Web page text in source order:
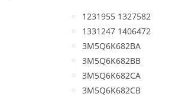
1231955 1327582
1331247 1406472
3M5Q6K682BA
3M5Q6K682BB
3M5Q6K682CA
3M5Q6K682CB